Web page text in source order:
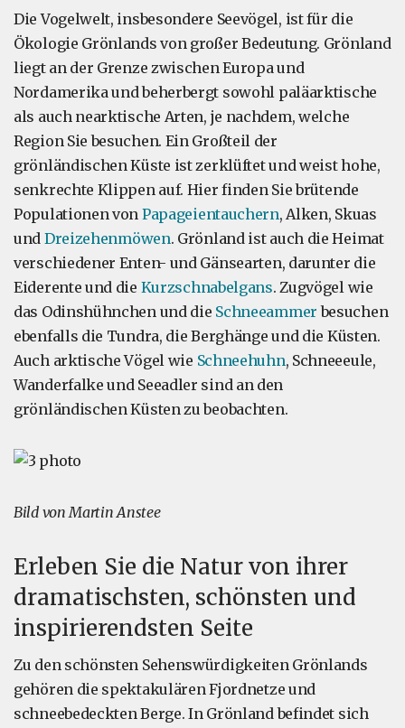
Die Vogelwelt, insbesondere Seevögel, ist für die
Ökologie Grönlands von großer Bedeutung. Grönland
liegt an der Grenze zwischen Europa und
Nordamerika und beherbergt sowohl paläarktische
als auch nearktische Arten, je nachdem, welche
Region Sie besuchen. Ein Großteil der
grönländischen Küste ist zerklüftet und weist hohe,
senkrechte Klippen auf. Hier finden Sie brütende
Populationen von Papageientauchern, Alken, Skuas
und Dreizehenmöwen. Grönland ist auch die Heimat
verschiedener Enten- und Gänsearten, darunter die
Eiderente und die Kurzschnabelgans. Zugvögel wie
das Odinshühnchen und die Schneeammer besuchen
ebenfalls die Tundra, die Berghänge und die Küsten.
Auch arktische Vögel wie Schneehuhn, Schneeeule,
Wanderfalke und Seeadler sind an den
grönländischen Küsten zu beobachten.
Bild von Martin Anstee
Erleben Sie die Natur von ihrer
dramatischsten, schönsten und
inspirierendsten Seite
Zu den schönsten Sehenswürdigkeiten Grönlands
gehören die spektakulären Fjordnetze und
schneebedeckten Berge. In Grönland befindet sich